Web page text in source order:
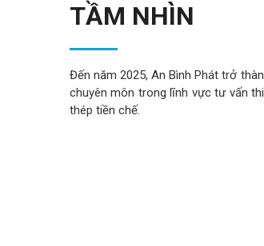
TẦM NHÌN
Đến năm 2025, An Bình Phát trở
chuyên môn trong lĩnh vực tư vấn
thép tiền chế.